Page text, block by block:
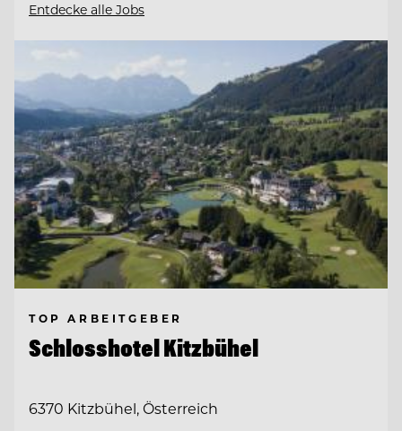
Entdecke alle Jobs
TOP ARBEITGEBER
Schlosshotel Kitzbühel
6370 Kitzbühel, Österreich